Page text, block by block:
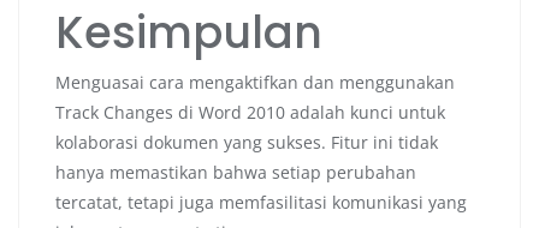
Kesimpulan
Menguasai cara mengaktifkan dan menggunakan
Track Changes di Word 2010 adalah kunci untuk
kolaborasi dokumen yang sukses. Fitur ini tidak
hanya memastikan bahwa setiap perubahan
tercatat, tetapi juga memfasilitasi komunikasi yang